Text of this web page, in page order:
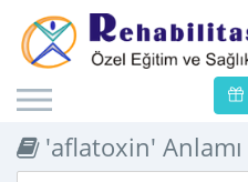
'aflatoxin' Anlamı